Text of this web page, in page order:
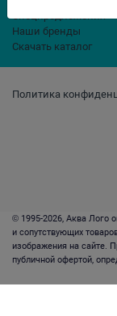
Политика
Спецпредложения
Наши бренды
Скачать каталог
© 1995-2026, Аква Лого
и сопутствующих
изображения на сайте.
публичной офертой,